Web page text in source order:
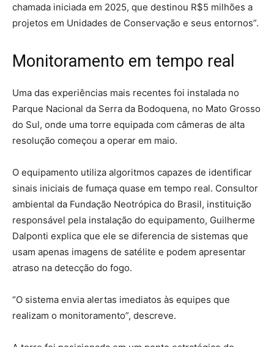
chamada iniciada em 2025, que destinou R$5 milhões a
projetos em Unidades de Conservação e seus entornos”.
Monitoramento em tempo real
Uma das experiências mais recentes foi instalada no
Parque Nacional da Serra da Bodoquena, no Mato Grosso
do Sul, onde uma torre equipada com câmeras de alta
resolução começou a operar em maio.
O equipamento utiliza algoritmos capazes de identificar
sinais iniciais de fumaça quase em tempo real. Consultor
ambiental da Fundação Neotrópica do Brasil, instituição
responsável pela instalação do equipamento, Guilherme
Dalponti explica que ele se diferencia de sistemas que
usam apenas imagens de satélite e podem apresentar
atraso na detecção do fogo.
“O sistema envia alertas imediatos às equipes que
realizam o monitoramento”, descreve.